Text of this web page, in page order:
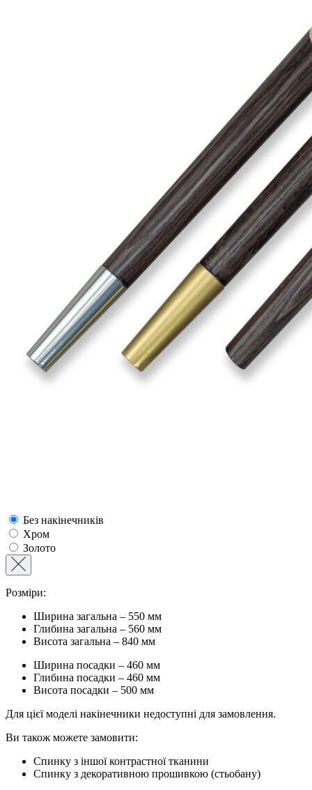
Без накінечників
Хром
Золото
Розміри:
Ширина загальна – 550 мм
Глибина загальна – 560 мм
Висота загальна – 840 мм
Ширина посадки – 460 мм
Глибина посадки – 460 мм
Висота посадки – 500 мм
Для цієї моделі накінечники недоступні для замовлення.
Ви також можете замовити:
Спинку з іншої контрастної тканини
Спинку з декоративною прошивкою (стьобану)